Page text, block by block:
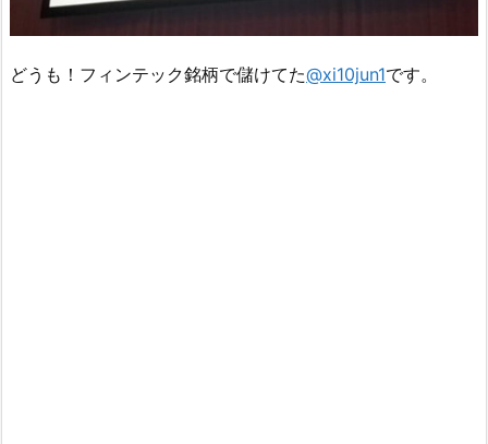
どうも！フィンテック銘柄で儲けてた@xi10jun1です。